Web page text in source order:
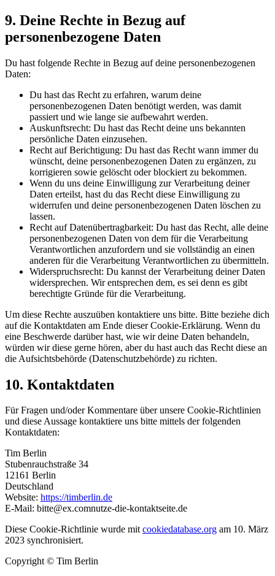
9. Deine Rechte in Bezug auf
personenbezogene Daten
Du hast folgende Rechte in Bezug auf deine personenbezogenen
Daten:
Du hast das Recht zu erfahren, warum deine
personenbezogenen Daten benötigt werden, was damit
passiert und wie lange sie aufbewahrt werden.
Auskunftsrecht: Du hast das Recht deine uns bekannten
persönliche Daten einzusehen.
Recht auf Berichtigung: Du hast das Recht wann immer du
wünscht, deine personenbezogenen Daten zu ergänzen, zu
korrigieren sowie gelöscht oder blockiert zu bekommen.
Wenn du uns deine Einwilligung zur Verarbeitung deiner
Daten erteilst, hast du das Recht diese Einwilligung zu
widerrufen und deine personenbezogenen Daten löschen zu
lassen.
Recht auf Datenübertragbarkeit: Du hast das Recht, alle deine
personenbezogenen Daten von dem für die Verarbeitung
Verantwortlichen anzufordern und sie vollständig an einen
anderen für die Verarbeitung Verantwortlichen zu übermitteln.
Widerspruchsrecht: Du kannst der Verarbeitung deiner Daten
widersprechen. Wir entsprechen dem, es sei denn es gibt
berechtigte Gründe für die Verarbeitung.
Um diese Rechte auszuüben kontaktiere uns bitte. Bitte beziehe dich
auf die Kontaktdaten am Ende dieser Cookie-Erklärung. Wenn du
eine Beschwerde darüber hast, wie wir deine Daten behandeln,
würden wir diese gerne hören, aber du hast auch das Recht diese an
die Aufsichtsbehörde (Datenschutzbehörde) zu richten.
10. Kontaktdaten
Für Fragen und/oder Kommentare über unsere Cookie-Richtlinien
und diese Aussage kontaktiere uns bitte mittels der folgenden
Kontaktdaten:
Tim Berlin
Stubenrauchstraße 34
12161 Berlin
Deutschland
Website: https://timberlin.de
E-Mail: bitte@ex.comnutze-die-kontaktseite.de
Diese Cookie-Richtlinie wurde mitcookiedatabase.org am 10. März
2023 synchronisiert.
Copyright © Tim Berlin